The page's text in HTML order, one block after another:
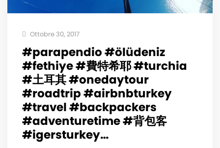
Ottobre 30, 2017
#parapendio #ölüdeniz
#fethiye #費特希耶 #turchia
#土耳其 #onedaytour
#roadtrip #airbnbturkey
#travel #backpackers
#adventuretime #背包客
#igersturkey…